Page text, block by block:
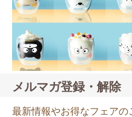
メルマガ登録・解除
最新情報やお得なフェア